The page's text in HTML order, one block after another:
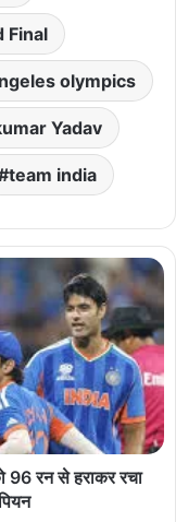
Final
olympics
Yadav
team india
96 रन से हराकर रचा